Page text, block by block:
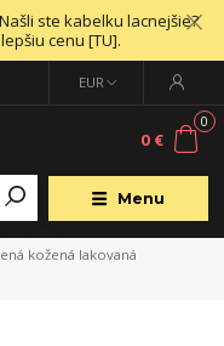
ste kabelku lacnejšie?
cenu [TU].
Menu
EUR
0
0 €
kožená lakovaná